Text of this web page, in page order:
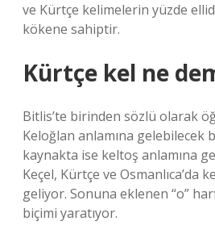
ve Kürtçe kelimelerin yüzde
kökene sahiptir.
Kürtçe kel ne
Bitlis’te birinden sözlü olarak
Keloğlan anlamına gelebilecek
kaynakta ise keltoş anlamına
Keçel, Kürtçe ve Osmanlıca’da
geliyor. Sonuna eklenen “o”
biçimi yaratıyor.